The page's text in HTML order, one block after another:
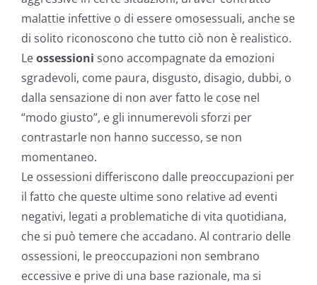
malattie infettive o di essere omosessuali, anche se
di solito riconoscono che tutto ciò non è realistico.
Leossessioni sono accompagnate da emozioni
sgradevoli, come paura, disgusto, disagio, dubbi, o
dalla sensazione di non aver fatto le cose nel
“modo giusto”, e gli innumerevoli sforzi per
contrastarle non hanno successo, se non
momentaneo.
Le ossessioni differiscono dalle preoccupazioni per
il fatto che queste ultime sono relative ad eventi
negativi, legati a problematiche di vita quotidiana,
che si può temere che accadano. Al contrario delle
ossessioni, le preoccupazioni non sembrano
eccessive e prive di una base razionale, ma si